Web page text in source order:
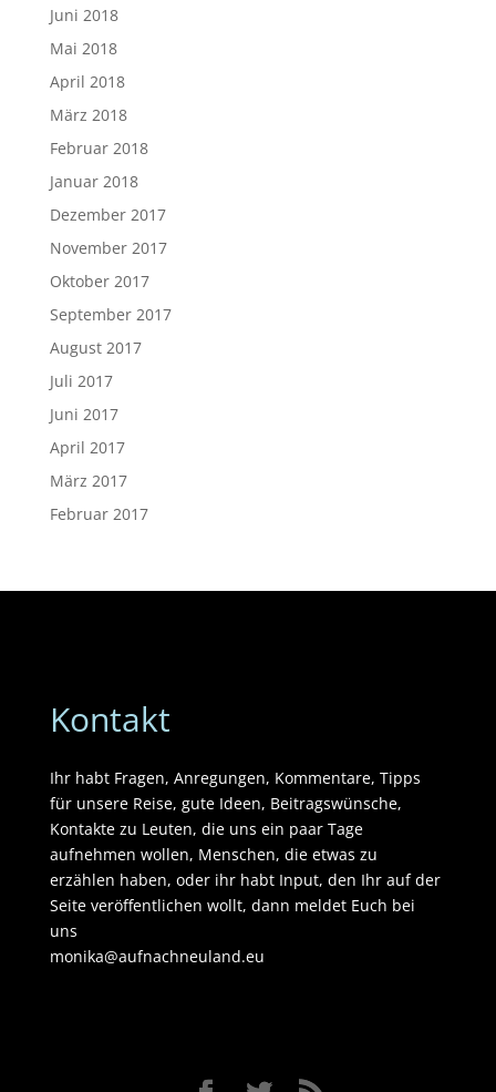
Juni 2018
Mai 2018
April 2018
März 2018
Februar 2018
Januar 2018
Dezember 2017
November 2017
Oktober 2017
September 2017
August 2017
Juli 2017
Juni 2017
April 2017
März 2017
Februar 2017
Kontakt
Ihr habt Fragen, Anregungen, Kommentare, Tipps
für unsere Reise, gute Ideen, Beitragswünsche,
Kontakte zu Leuten, die uns ein paar Tage
aufnehmen wollen, Menschen, die etwas zu
erzählen haben, oder ihr habt Input, den Ihr auf der
Seite veröffentlichen wollt, dann meldet Euch bei
uns
monika@aufnachneuland.eu